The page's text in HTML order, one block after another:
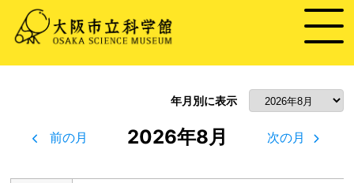
年月別に表示
前の月 2026年8月 次の月